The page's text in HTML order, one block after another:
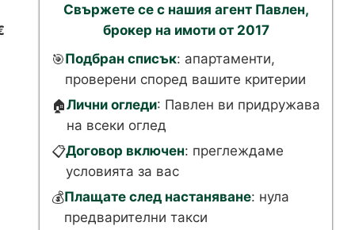
Свържете се с нашия агент Павлен,
брокер на имоти от 2017
🎯Подбран списък: апартаменти,
проверени според вашите критерии
🏠Лични огледи: Павлен ви придружава
на всеки оглед
📋Договор включен: преглеждаме
условията за вас
💰Плащате след настаняване: нула
предварителни такси